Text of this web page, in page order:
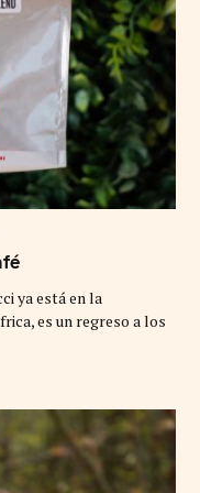
ya está en la
es un regreso a los